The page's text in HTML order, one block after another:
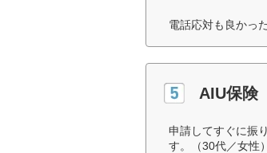
電話応対も良かっ
AIU保険
申請してすぐに振
す。（30代／女性）